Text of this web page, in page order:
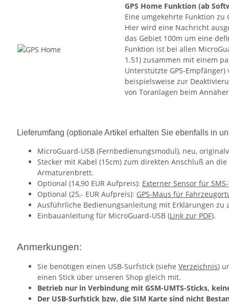
GPS Home Funktion (ab
Eine umgekehrte Funktion zu
Hier wird eine Nachricht
das Gebiet 100m um eine
Funktion ist bei allen
1.51) zusammen mit einem
Unterstützte GPS-
beispielsweise zur
von Toranlagen beim
Lieferumfang (optionale Artikel erhalten Sie ebenfalls in
MicroGuard-USB (Fernbedienungsmodul), neu,
Stecker mit Kabel (15cm) zum direkten Anschluß an
Armaturenbrett.
Optional (14,90 EUR Aufpreis): Externer Sensor für
Optional (25,- EUR Aufpreis): GPS-Maus für
Ausführliche Bedienungsanleitung mit Erklärungen zu
Einbauanleitung für MicroGuard-USB (Link zur PDF).
Anmerkungen:
Sie benötigen einen USB-Surfstick (siehe Verzeichnis)
einen Stick über unseren Shop gleich mit.
Betrieb nur in Verbindung mit GSM-UMTS-Sticks,
Der USB-Surfstick bzw. die SIM Karte sind nicht